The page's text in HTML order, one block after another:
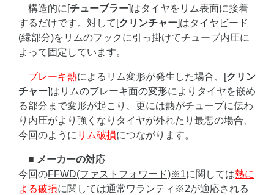
構造的に[チューブラー]はタイヤをリム表面に接着
するだけです。対して[クリンチャー]はタイヤビード
(縁部分)をリムのフックに引っ掛けてチューブ内圧に
よって固定しています。
ブレーキ熱によるリム変形が発生した場合、[クリン
チャー]はリムのブレーキ面の変形によりタイヤを嵌め
る部分まで変形が起こり、更には熱がチューブに伝わ
り内圧がより強くなりタイヤが外れたり最悪の場合、
今回のように リム破損につながります。
■ メーカーの対応
今回のFFWD(ファストフォワード)※1に関しては熱に
よる破損に関しては通常ワランティ※2が適応される